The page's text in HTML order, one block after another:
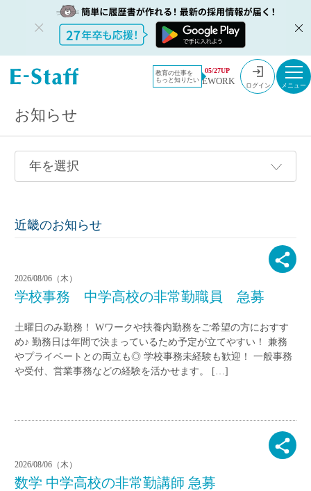
教育の仕事を
もっと知りたい
05/27UP
EWORK ログイン
教員採用情報のイー・スタッフ TOP 採用情報
お知らせ
近畿のお知らせ
2026/08/06（木）
学校事務 中学高校の非常勤職員 急募
土曜日のみ勤務！ Wワークや扶養内勤務をご希望の方におすす
め♪ 勤務日は年間で決まっているため予定が立てやすい！ 兼務
やプライベートとの両立も◎ 学校事務未経験も歓迎！ 一般事務
や受付、営業事務などの経験を活かせます。 […]
2026/08/06（木）
数学 中学高校の非常勤講師 急募